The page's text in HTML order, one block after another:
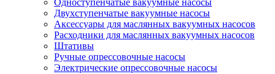
Одноступенчатые вакуумные насосы
Двухступенчатые вакуумные насосы
Аксессуары для маслянных вакуумных насосов
Расходники для маслянных вакуумных насосов
Штативы
Ручные опрессовочные насосы
Электрические опрессовочные насосы